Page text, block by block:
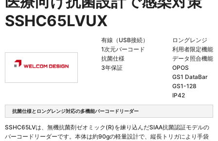
SSHC65LVUX
有線（USB接続）
1次元バーコード
抗菌仕様
3年保証
ロングレンジ
利用者限定機能
データ照合機能
OPOS
GS1 DataBar
GS1-128
IP42
抗菌仕様とロングレンジ対応の多機能バーコードリーダー
SSHC65LVは、無機抗菌剤ゼオミック(R)を練り込んだSIAA抗菌認証モデルの
バーコードリーダーです。本体は約90gの軽量設計で、縦長トリガにより手袋